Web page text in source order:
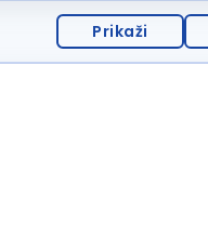
Prikaži